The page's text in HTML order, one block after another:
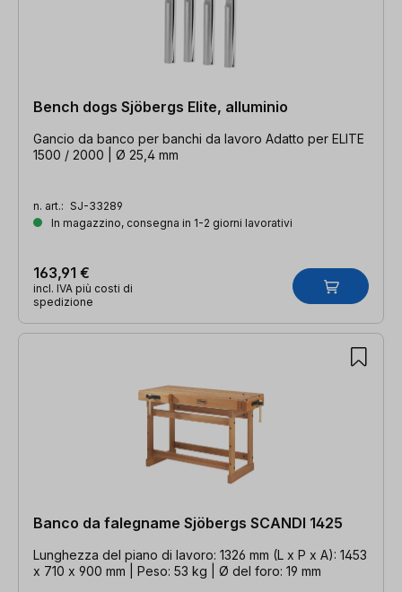
Bench dogs Sjöbergs Elite, alluminio
Gancio da banco per banchi da lavoro Adatto per ELITE
1500 / 2000 | Ø 25,4 mm
n. art.: SJ-33289
In magazzino, consegna in 1-2 giorni lavorativi
163,91 €
incl. IVA più costi di
spedizione
Banco da falegname Sjöbergs SCANDI 1425
Lunghezza del piano di lavoro: 1326 mm (L x P x A): 1453
x 710 x 900 mm | Peso: 53 kg | Ø del foro: 19 mm